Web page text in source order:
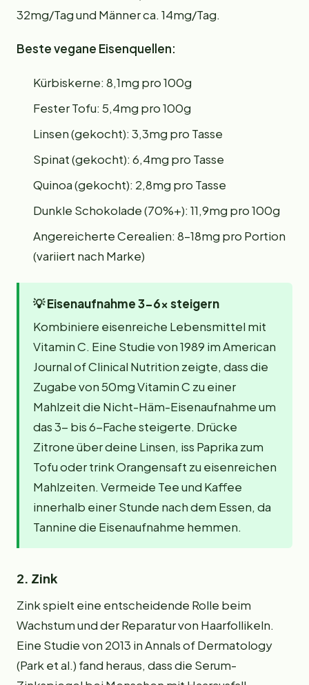
32mg/Tag und Männer ca. 14mg/Tag.
Beste vegane Eisenquellen:
Kürbiskerne: 8,1mg pro 100g
Fester Tofu: 5,4mg pro 100g
Linsen (gekocht): 3,3mg pro Tasse
Spinat (gekocht): 6,4mg pro Tasse
Quinoa (gekocht): 2,8mg pro Tasse
Dunkle Schokolade (70%+): 11,9mg pro 100g
Angereicherte Cerealien: 8–18mg pro Portion
(variiert nach Marke)
💡Eisenaufnahme 3-6x steigern
Kombiniere eisenreiche Lebensmittel mit
Vitamin C. Eine Studie von 1989 im American
Journal of Clinical Nutrition zeigte, dass die
Zugabe von 50mg Vitamin C zu einer
Mahlzeit die Nicht-Häm-Eisenaufnahme um
das 3- bis 6-Fache steigerte. Drücke
Zitrone über deine Linsen, iss Paprika zum
Tofu oder trink Orangensaft zu eisenreichen
Mahlzeiten. Vermeide Tee und Kaffee
innerhalb einer Stunde nach dem Essen, da
Tannine die Eisenaufnahme hemmen.
2. Zink
Zink spielt eine entscheidende Rolle beim
Wachstum und der Reparatur von Haarfollikeln.
Eine Studie von 2013 in Annals of Dermatology
(Park et al.) fand heraus, dass die Serum-